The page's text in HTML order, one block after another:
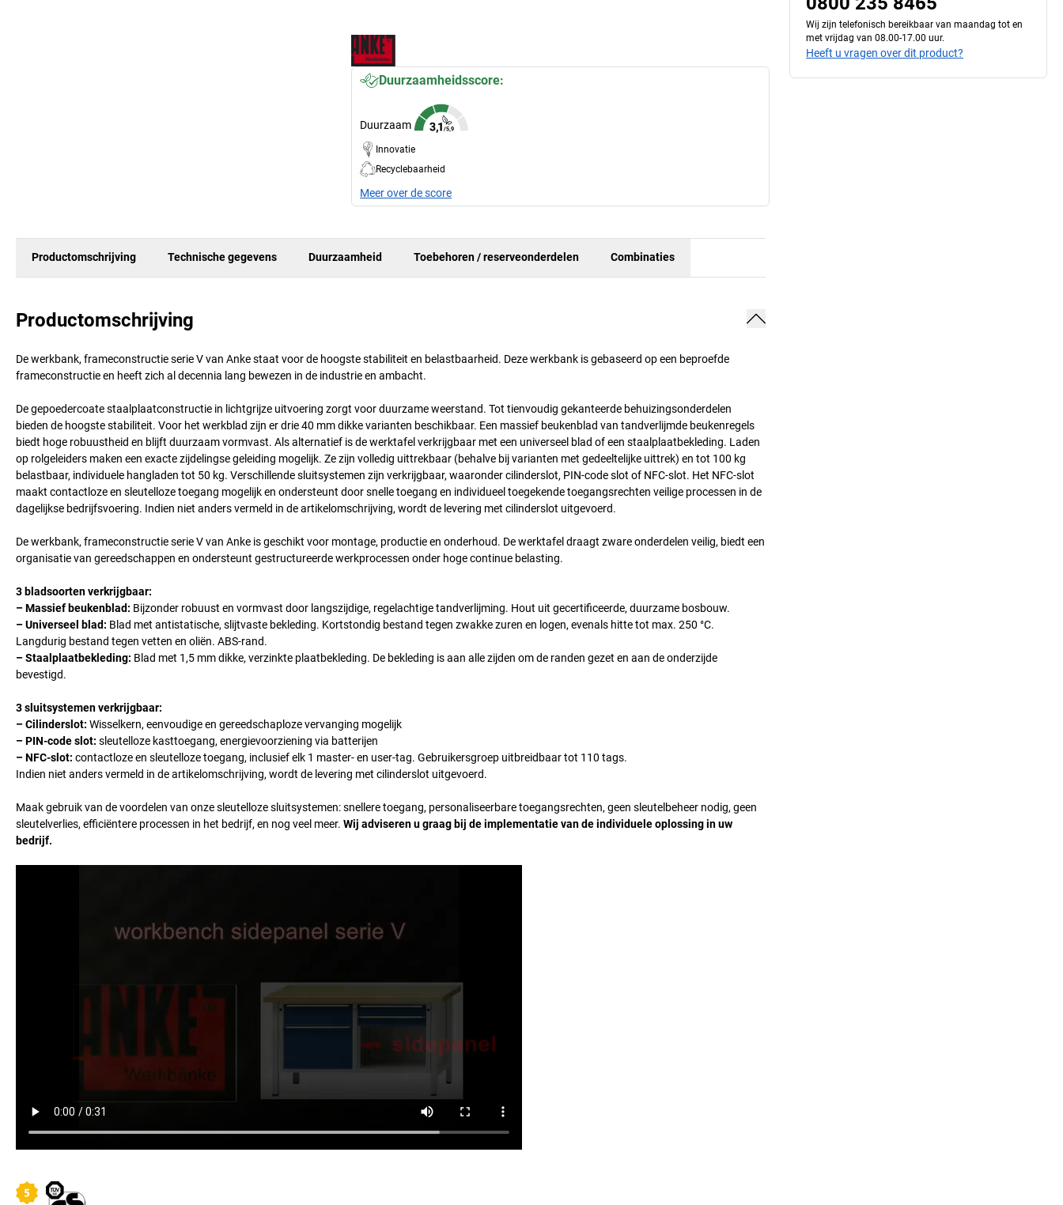
Duurzaamheidsscore:
Duurzaam
Innovatie
Recyclebaarheid
Meer over de score
Productomschrijving Technische gegevens Duurzaamheid Toebehoren / reserveonderdelen Combinaties
Productomschrijving
De werkbank, frameconstructie serie V van Anke staat voor de hoogste stabiliteit en belastbaarheid. Deze werkbank is gebaseerd op een beproefde
frameconstructie en heeft zich al decennia lang bewezen in de industrie en ambacht.
De gepoedercoate staalplaatconstructie in lichtgrijze uitvoering zorgt voor duurzame weerstand. Tot tienvoudig gekanteerde behuizingsonderdelen
bieden de hoogste stabiliteit. Voor het werkblad zijn er drie 40 mm dikke varianten beschikbaar. Een massief beukenblad van tandverlijmde beukenregels
biedt hoge robuustheid en blijft duurzaam vormvast. Als alternatief is de werktafel verkrijgbaar met een universeel blad of een staalplaatbekleding. Laden
op rolgeleiders maken een exacte zijdelingse geleiding mogelijk. Ze zijn volledig uittrekbaar (behalve bij varianten met gedeeltelijke uittrek) en tot 100 kg
belastbaar, individuele hangladen tot 50 kg. Verschillende sluitsystemen zijn verkrijgbaar, waaronder cilinderslot, PIN-code slot of NFC-slot. Het NFC-slot
maakt contactloze en sleutelloze toegang mogelijk en ondersteunt door snelle toegang en individueel toegekende toegangsrechten veilige processen in de
dagelijkse bedrijfsvoering. Indien niet anders vermeld in de artikelomschrijving, wordt de levering met cilinderslot uitgevoerd.
De werkbank, frameconstructie serie V van Anke is geschikt voor montage, productie en onderhoud. De werktafel draagt zware onderdelen veilig, biedt een
organisatie van gereedschappen en ondersteunt gestructureerde werkprocessen onder hoge continue belasting.
3 bladsoorten verkrijgbaar:
– Massief beukenblad: Bijzonder robuust en vormvast door langszijdige, regelachtige tandverlijming. Hout uit gecertificeerde, duurzame bosbouw.
– Universeel blad: Blad met antistatische, slijtvaste bekleding. Kortstondig bestand tegen zwakke zuren en logen, evenals hitte tot max. 250 °C.
Langdurig bestand tegen vetten en oliën. ABS-rand.
– Staalplaatbekleding: Blad met 1,5 mm dikke, verzinkte plaatbekleding. De bekleding is aan alle zijden om de randen gezet en aan de onderzijde
bevestigd.
3 sluitsystemen verkrijgbaar:
– Cilinderslot: Wisselkern, eenvoudige en gereedschaploze vervanging mogelijk
– PIN-code slot: sleutelloze kasttoegang, energievoorziening via batterijen
– NFC-slot: contactloze en sleutelloze toegang, inclusief elk 1 master- en user-tag. Gebruikersgroep uitbreidbaar tot 110 tags.
Indien niet anders vermeld in de artikelomschrijving, wordt de levering met cilinderslot uitgevoerd.
Maak gebruik van de voordelen van onze sleutelloze sluitsystemen: snellere toegang, personaliseerbare toegangsrechten, geen sleutelbeheer nodig, geen
sleutelverlies, efficiëntere processen in het bedrijf, en nog veel meer. Wij adviseren u graag bij de implementatie van de individuele oplossing in uw
bedrijf.
Wij zijn telefonisch bereikbaar van maandag tot en
met vrijdag van 08.00-17.00 uur.
Heeft u vragen over dit product?